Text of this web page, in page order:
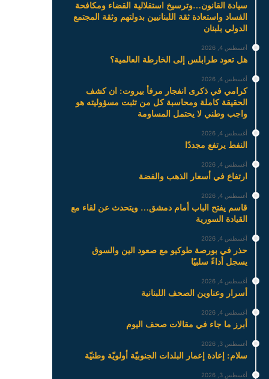
سيادة القانون…وترسيخ استقلالية القضاء ومكافحة
الفساد واستعادة ثقة اللبنانيين بدولتهم وثقة المجتمع
الدولي بلبنان
أغسطس 4, 2026
هل تعود طرابلس إلى الخارطة العالمية؟
أغسطس 4, 2026
كرامي في ذكرى انفجار مرفأ بيروت: ان كشف
الحقيقة كاملة ومحاسبة كل من تثبت مسؤوليته هو
واجب وطني لا يحتمل المساومة
أغسطس 4, 2026
النفط يرتفع مجددًا
أغسطس 4, 2026
ارتفاع في أسعار الذهب والفضة
أغسطس 4, 2026
قاسم يفتح الباب أمام دمشق… ويتحدث عن لقاء مع
القيادة السورية
أغسطس 4, 2026
حذر في بورصة طوكيو مع صعود الين والسوق
يسجل أداءً سلبيًا
أغسطس 4, 2026
أسرار وعناوين الصحف اللبنانية
أغسطس 4, 2026
أبرز ما جاء في مقالات صحف اليوم
أغسطس 3, 2026
سلام: إعادة إعمار البلدات الجنوبيّة أولويّة وطنيّة
أغسطس 3, 2026